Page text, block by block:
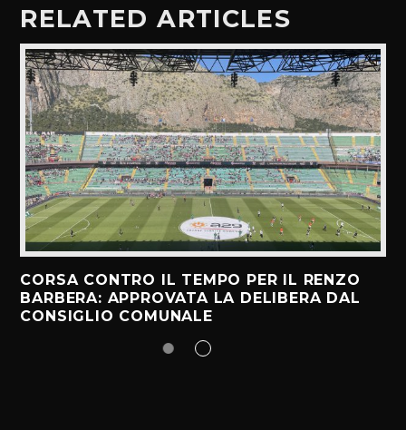
RELATED ARTICLES
CORSA CONTRO IL TEMPO PER IL RENZO
BARBERA: APPROVATA LA DELIBERA DAL
CONSIGLIO COMUNALE